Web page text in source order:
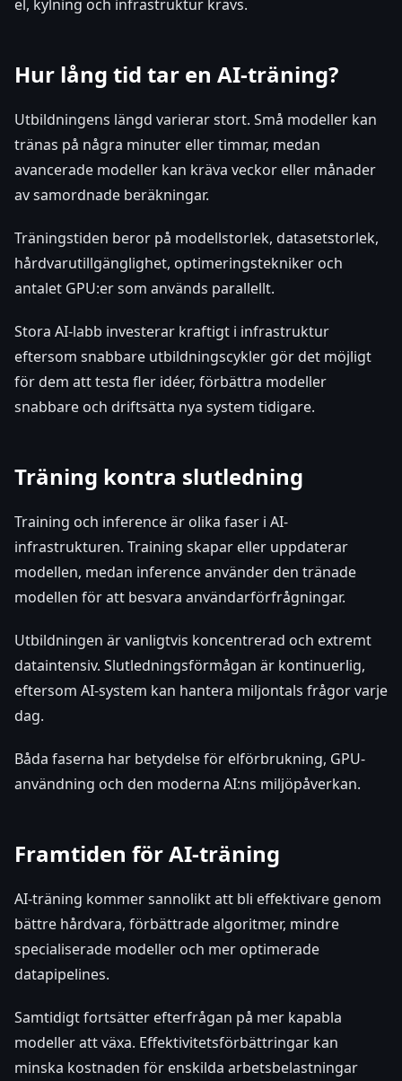
el, kylning och infrastruktur krävs.
Hur lång tid tar en AI-träning?
Utbildningens längd varierar stort. Små modeller kan
tränas på några minuter eller timmar, medan
avancerade modeller kan kräva veckor eller månader
av samordnade beräkningar.
Träningstiden beror på modellstorlek, datasetstorlek,
hårdvarutillgänglighet, optimeringstekniker och
antalet GPU:er som används parallellt.
Stora AI-labb investerar kraftigt i infrastruktur
eftersom snabbare utbildningscykler gör det möjligt
för dem att testa fler idéer, förbättra modeller
snabbare och driftsätta nya system tidigare.
Träning kontra slutledning
Training och inference är olika faser i AI-
infrastrukturen. Training skapar eller uppdaterar
modellen, medan inference använder den tränade
modellen för att besvara användarförfrågningar.
Utbildningen är vanligtvis koncentrerad och extremt
dataintensiv. Slutledningsförmågan är kontinuerlig,
eftersom AI-system kan hantera miljontals frågor varje
dag.
Båda faserna har betydelse för elförbrukning, GPU-
användning och den moderna AI:ns miljöpåverkan.
Framtiden för AI-träning
AI-träning kommer sannolikt att bli effektivare genom
bättre hårdvara, förbättrade algoritmer, mindre
specialiserade modeller och mer optimerade
datapipelines.
Samtidigt fortsätter efterfrågan på mer kapabla
modeller att växa. Effektivitetsförbättringar kan
minska kostnaden för enskilda arbetsbelastningar